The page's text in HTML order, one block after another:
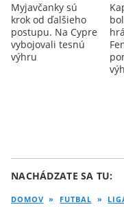
Myjavčanky sú
krok od ďalšieho
postupu. Na Cypre
vybojovali tesnú
výhru
NACHÁDZATE SA TU:
DOMOV » FUTBAL »